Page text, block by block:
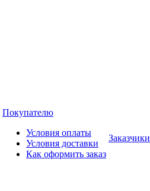
Покупателю
Условия оплаты
Условия доставки
Как оформить заказ
Заказчики